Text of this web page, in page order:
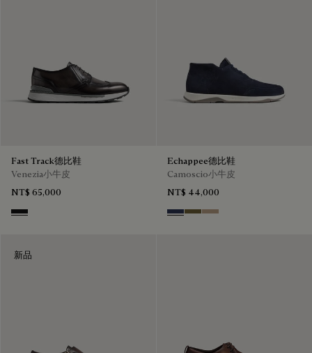
Fast Track德比鞋
Venezia小牛皮
NT$ 65,000
Nero Grigio
Echappee德比鞋
Camoscio小牛皮
NT$ 44,000
Blu Pine Green
Beige
新品